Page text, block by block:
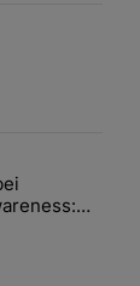
letzten 7 days.
"Margin